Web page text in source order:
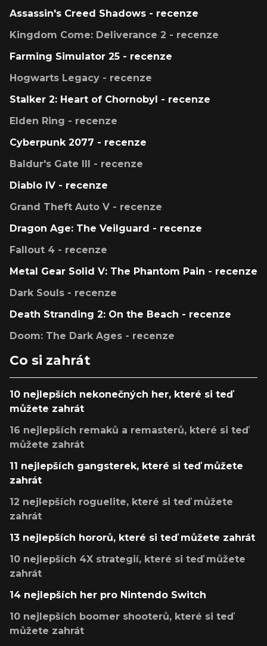
Assassin's Creed Shadows - recenze
Kingdom Come: Deliverance 2 - recenze
Farming Simulator 25 - recenze
Hogwarts Legacy - recenze
Stalker 2: Heart of Chornobyl - recenze
Elden Ring - recenze
Cyberpunk 2077 - recenze
Baldur's Gate III - recenze
Diablo IV - recenze
Grand Theft Auto V - recenze
Dragon Age: The Veilguard - recenze
Fallout 4 - recenze
Metal Gear Solid V: The Phantom Pain - recenze
Dark Souls - recenze
Death Stranding 2: On the Beach - recenze
Doom: The Dark Ages - recenze
Co si zahrát
10 nejlepších nekonečných her, které si teď
můžete zahrát
16 nejlepších remaků a remasterů, které si teď
můžete zahrát
11 nejlepších gangsterek, které si teď můžete
zahrát
12 nejlepších roguelite, které si teď můžete
zahrát
13 nejlepších hororů, které si teď můžete zahrát
10 nejlepších 4X strategií, které si teď můžete
zahrát
14 nejlepších her pro Nintendo Switch
10 nejlepších boomer shooterů, které si teď
můžete zahrát